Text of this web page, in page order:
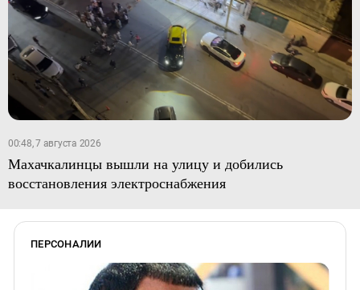
00:48, 7 августа 2026
Махачкалинцы вышли на улицу и добились
восстановления электроснабжения
ПЕРСОНАЛИИ